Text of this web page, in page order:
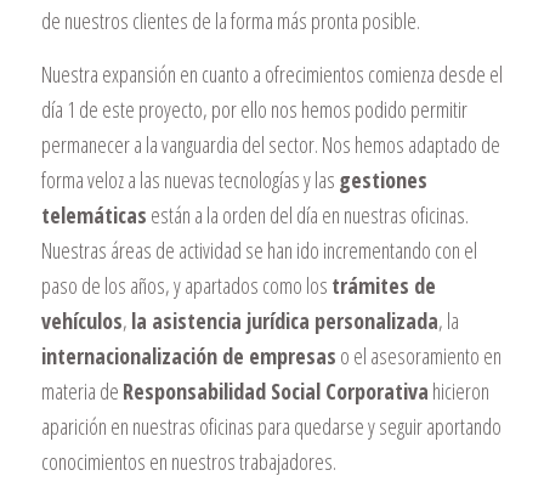
de nuestros clientes de la forma más pronta posible.
Nuestra expansión en cuanto a ofrecimientos comienza desde el
día 1 de este proyecto, por ello nos hemos podido permitir
permanecer a la vanguardia del sector. Nos hemos adaptado de
forma veloz a las nuevas tecnologías y las gestiones
telemáticas están a la orden del día en nuestras oficinas.
Nuestras áreas de actividad se han ido incrementando con el
paso de los años, y apartados como los trámites de
vehículos, la asistencia jurídica personalizada, la
internacionalización de empresas o el asesoramiento en
materia de Responsabilidad Social Corporativa hicieron
aparición en nuestras oficinas para quedarse y seguir aportando
conocimientos en nuestros trabajadores.